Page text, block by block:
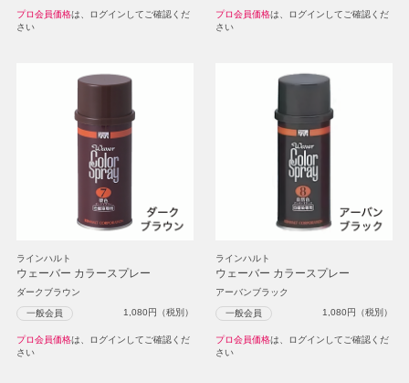
プロ会員価格は、ログインしてご確認くだ
さい
プロ会員価格は、ログインしてご確認くだ
さい
ラインハルト
ウェーバー カラースプレー
ダークブラウン
一般会員 1,080円（税別）
プロ会員価格は、ログインしてご確認くだ
さい
ラインハルト
ウェーバー カラースプレー
アーバンブラック
一般会員 1,080円（税別）
プロ会員価格は、ログインしてご確認くだ
さい